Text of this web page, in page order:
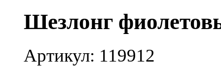
Шезлонг
Артикул: 119912